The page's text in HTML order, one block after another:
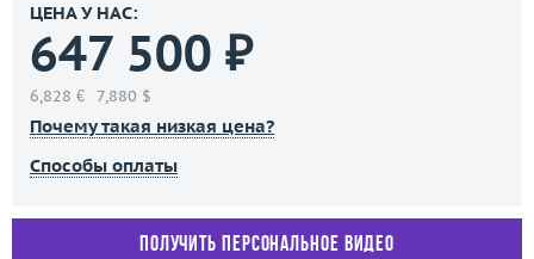
ЦЕНА У НАС:
647 500 ₽
6,828 € 7,880 $
Почему такая низкая цена?
Способы оплаты
Получить персональное видео